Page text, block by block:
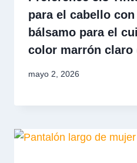
para el cabello
bálsamo para el
color marrón claro
mayo 2, 2026